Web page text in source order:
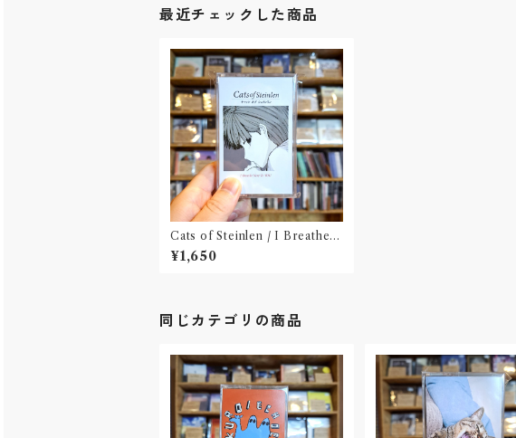
最近チェックした商品
Cats of Steinlen / I Breathe
Next to You(tape)※特典:ungu
lateステッカー
¥1,650
同じカテゴリの商品